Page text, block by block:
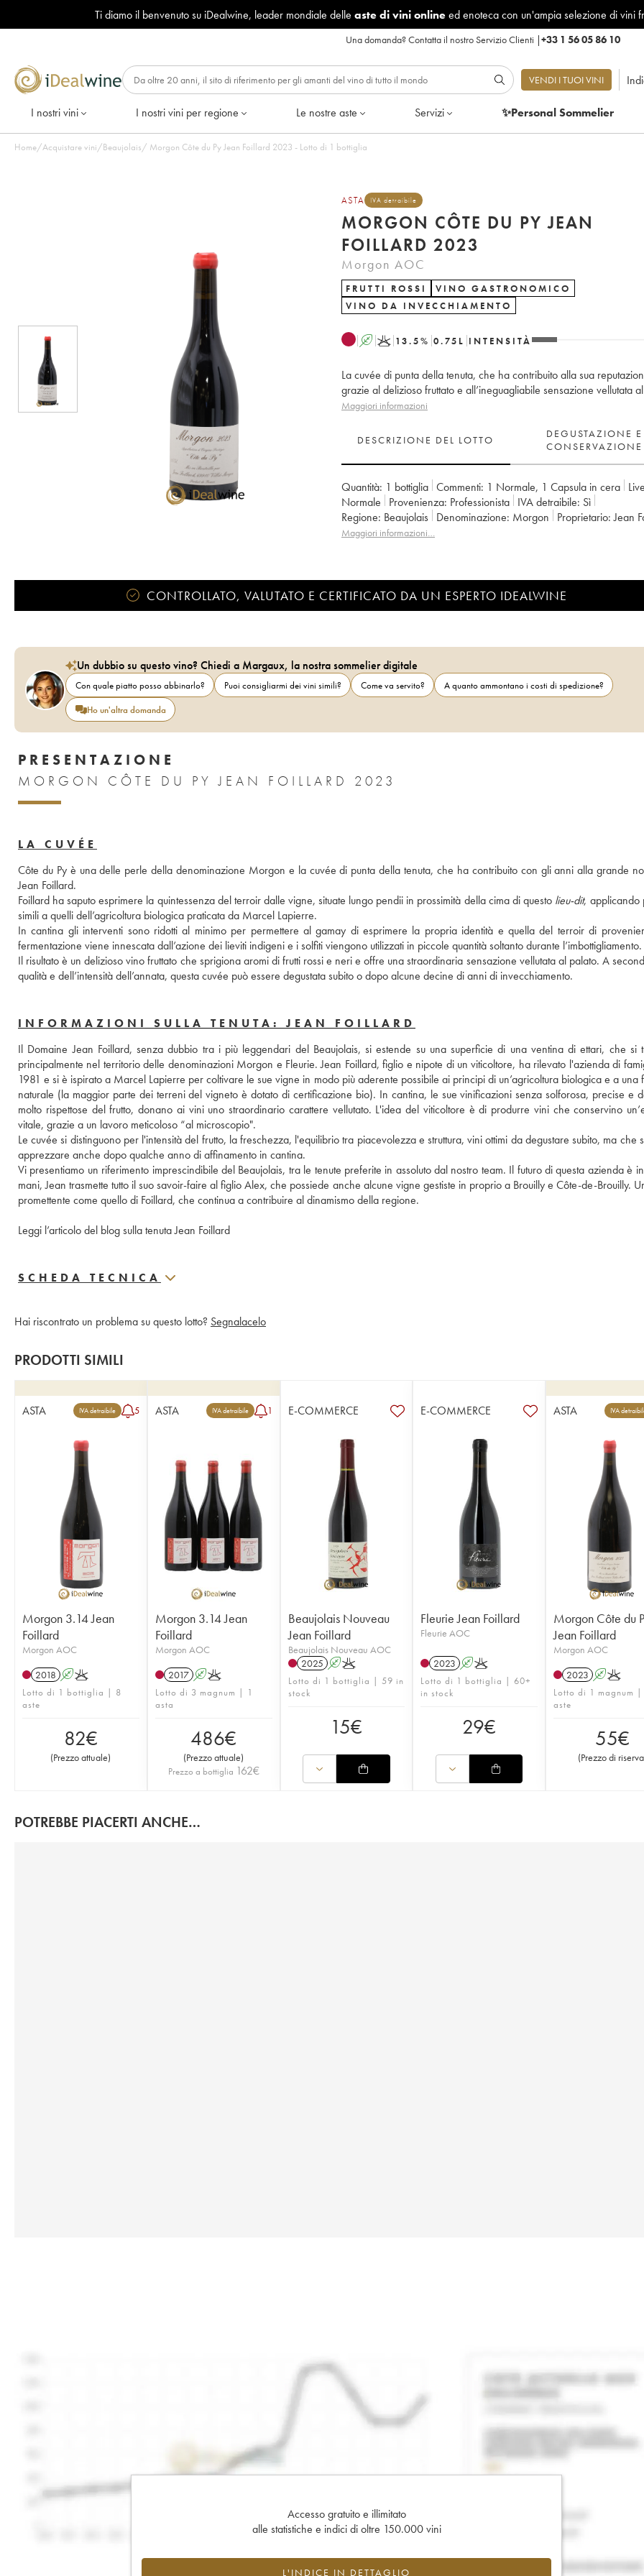
Ti diamo il benvenuto su iDealwine, leader mondiale delle aste di vini onlineed enoteca con un'ampia selezione di vini
Una domanda?Contatta il nostro Servizio Clienti |+33 1 56 05 86 10
VENDI I TUOI VINI
I nostri vini I nostri vini per regione Le nostre aste Servizi ✨Personal Sommelier
Home/Acquistare vini/Beaujolais/ Morgon Côte du Py Jean Foillard 2023 - Lotto di 1 bottiglia
ASTA IVA detraibile
MORGON CÔTE DU PY JEAN
FOILLARD 2023
Morgon AOC
FRUTTI ROSSI
VINO GASTRONOMICO
VINO DA INVECCHIAMENTO
A K 13.5% 0.75 L INTENSITÀ
La cuvée di punta della tenuta, che ha contribuito alla sua
grazie al delizioso fruttato e all’ineguagliabile sensazione vellutata
Maggiori informazioni
DESCRIZIONE DEL LOTTO
DEGUSTAZIONE E
CONSERVAZIONE
Quantità: 1 bottiglia Commenti: 1 Normale, 1 Capsula in cera
Normale
Provenienza: professionista IVA detraibile:
sì
Regione:
Beaujolais Denominazione: Morgon Proprietario: Jean
Maggiori informazioni…
CONTROLLATO, VALUTATO E CERTIFICATO DA UN ESPERTO IDEALWINE
Un dubbio su questo vino? Chiedi a Margaux, la nostra sommelier digitale
Con quale piatto posso abbinarlo? Puoi consigliarmi dei vini simili? Come va servito?
A quanto ammontano i costi di spedizione?
Ho un'altra domanda
PRESENTAZIONE
MORGON CÔTE DU PY JEAN FOILLARD 2023
LA CUVÉE
Côte du Py è una delle perle della denominazione Morgon e la cuvée di punta della tenuta, che ha contribuito con gli anni alla grande
Jean Foillard.
Foillard ha saputo esprimere la quintessenza del terroir dalle vigne, situate lungo pendii in prossimità della cima di questo lieu-dit, applicando
simili a quelli dell’agricoltura biologica praticata da Marcel Lapierre.
In cantina gli interventi sono ridotti al minimo per permettere al gamay di esprimere la propria identità e quella del terroir di
fermentazione viene innescata dall’azione dei lieviti indigeni e i solfiti viengono utilizzati in piccole quantità soltanto durante l’imbottigliamento.
Il risultato è un delizioso vino fruttato che sprigiona aromi di frutti rossi e neri e offre una straordinaria sensazione vellutata al palato. A
qualità e dell’intensità dell’annata, questa cuvée può essere degustata subito o dopo alcune decine di anni di invecchiamento.
INFORMAZIONI SULLA TENUTA: JEAN FOILLARD
Il Domaine Jean Foillard, senza dubbio tra i più leggendari del Beaujolais, si estende su una superficie di una ventina di ettari, che si
principalmente nel territorio delle denominazioni Morgon e Fleurie. Jean Foillard, figlio e nipote di un viticoltore, ha rilevato l'azienda di
1981 e si è ispirato a Marcel Lapierre per coltivare le sue vigne in modo più aderente possibile ai principi di un’agricoltura biologica e a una
naturale (la maggior parte dei terreni del vigneto è dotato di certificazione bio). In cantina, le sue vinificazioni senza solforosa, precise e
molto rispettose del frutto, donano ai vini uno straordinario carattere vellutato. L'idea del viticoltore è di produrre vini che conservino
vitale, grazie a un lavoro meticoloso “al microscopio".
Le cuvée si distinguono per l'intensità del frutto, la freschezza, l'equilibrio tra piacevolezza e struttura, vini ottimi da degustare subito, ma che
apprezzare anche dopo qualche anno di affinamento in cantina.
Vi presentiamo un riferimento imprescindibile del Beaujolais, tra le tenute preferite in assoluto dal nostro team. Il futuro di questa azienda è
mani, Jean trasmette tutto il suo savoir-faire al figlio Alex, che possiede anche alcune vigne gestiste in proprio a Brouilly e Côte-de-Brouilly.
promettente come quello di Foillard, che continua a contribuire al dinamismo della regione.
Leggi l’articolo del blog sulla tenuta Jean Foillard
SCHEDA TECNICA
Hai riscontrato un problema su questo lotto? Segnalacelo
PRODOTTI SIMILI
ASTA IVA detraibile 5
Morgon 3.14 Jean
Foillard
Morgon AOC
2018 AK
Lotto di 1 bottiglia | 8
aste
82€
(Prezzo attuale)
ASTA IVA detraibile 1
Morgon 3.14 Jean
Foillard
Morgon AOC
2017 AK
Lotto di 3 magnum | 1
asta
486€
(Prezzo attuale)
Prezzo a bottiglia 162€
E-COMMERCE
Beaujolais Nouveau
Jean Foillard
Beaujolais Nouveau AOC
2025 AK
Lotto di 1 bottiglia | 59 in
stock
15€
E-COMMERCE
Fleurie Jean Foillard
Fleurie AOC
2023 AK
Lotto di 1 bottiglia | 60+
in stock
29€
ASTA IVA
Morgon Côte du
Jean Foillard
Morgon AOC
2023 AK
Lotto di 1 magnum
aste
55€
(Prezzo di riserva
POTREBBE PIACERTI ANCHE…
Accesso gratuito e illimitato
alle statistiche e indici di oltre 150.000 vini
L'INDICE IN DETTAGLIO